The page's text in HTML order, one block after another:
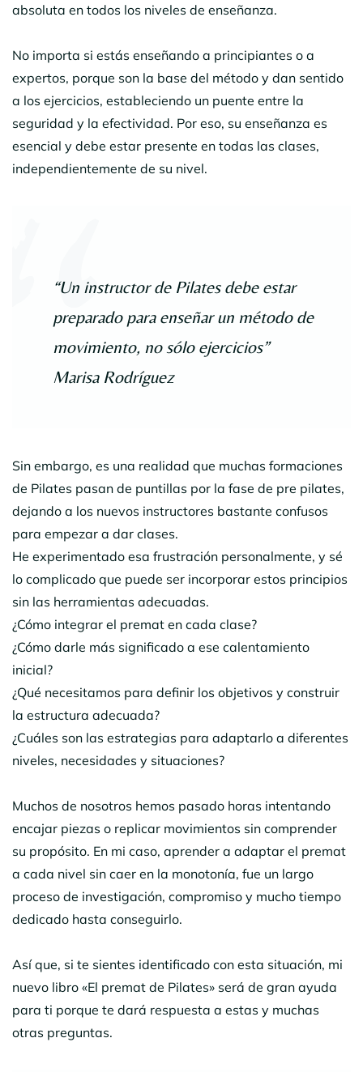
absoluta en todos los niveles de enseñanza.
No importa si estás enseñando a principiantes o a
expertos, porque son la base del método y dan sentido
a los ejercicios, estableciendo un puente entre la
seguridad y la efectividad. Por eso, su enseñanza es
esencial y debe estar presente en todas las clases,
independientemente de su nivel.
“Un instructor de Pilates debe estar
preparado para enseñar un método de
movimiento, no sólo ejercicios”
Marisa Rodríguez
Sin embargo, es una realidad que muchas formaciones
de Pilates pasan de puntillas por la fase de pre pilates,
dejando a los nuevos instructores bastante confusos
para empezar a dar clases.
He experimentado esa frustración personalmente, y sé
lo complicado que puede ser incorporar estos principios
sin las herramientas adecuadas.
¿Cómo integrar el premat en cada clase?
¿Cómo darle más significado a ese calentamiento
inicial?
¿Qué necesitamos para definir los objetivos y construir
la estructura adecuada?
¿Cuáles son las estrategias para adaptarlo a diferentes
niveles, necesidades y situaciones?
Muchos de nosotros hemos pasado horas intentando
encajar piezas o replicar movimientos sin comprender
su propósito. En mi caso, aprender a adaptar el premat
a cada nivel sin caer en la monotonía, fue un largo
proceso de investigación, compromiso y mucho tiempo
dedicado hasta conseguirlo.
Así que, si te sientes identificado con esta situación, mi
nuevo libro «El premat de Pilates» será de gran ayuda
para ti porque te dará respuesta a estas y muchas
otras preguntas.